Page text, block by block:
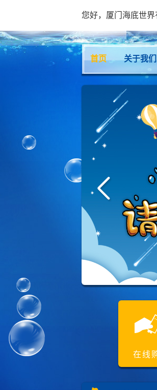
您好，厦门海底世界
首页 关于我们
在线